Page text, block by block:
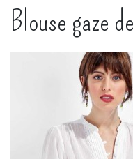
Blouse gaze